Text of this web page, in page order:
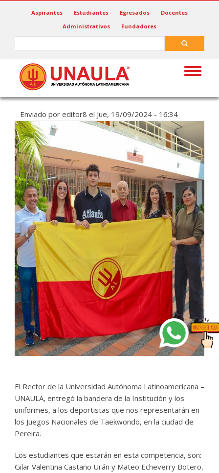
Aspirantes Estudiantes Egresados
Docentes
Administrativos
Fundadores
Toggle
Enviado por editor8 el Jue, 19/09/2024 - 16:34
El Rector de la Universidad Autónoma Latinoamericana –
UNAULA, entregó la bandera de la Institución y los
uniformes, a los deportistas que nos representarán en
los Juegos Nacionales de Taekwondo, en la ciudad de
Pereira.
Los estudiantes que estarán en esta competencia, son:
Gilar Valentina Castaño Urán y Mateo Echeverry Botero,